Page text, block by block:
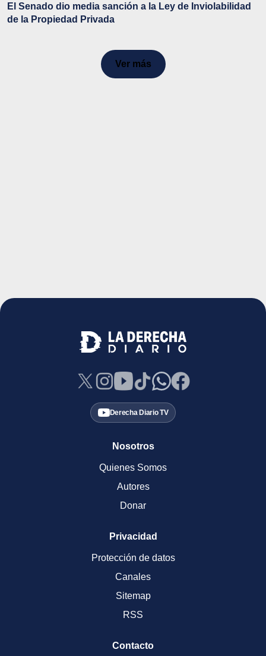
El Senado dio media sanción a la Ley de Inviolabilidad
de la Propiedad Privada
Ver más
Derecha Diario TV
Nosotros
Quienes Somos
Autores
Donar
Privacidad
Protección de datos
Canales
Sitemap
RSS
Contacto